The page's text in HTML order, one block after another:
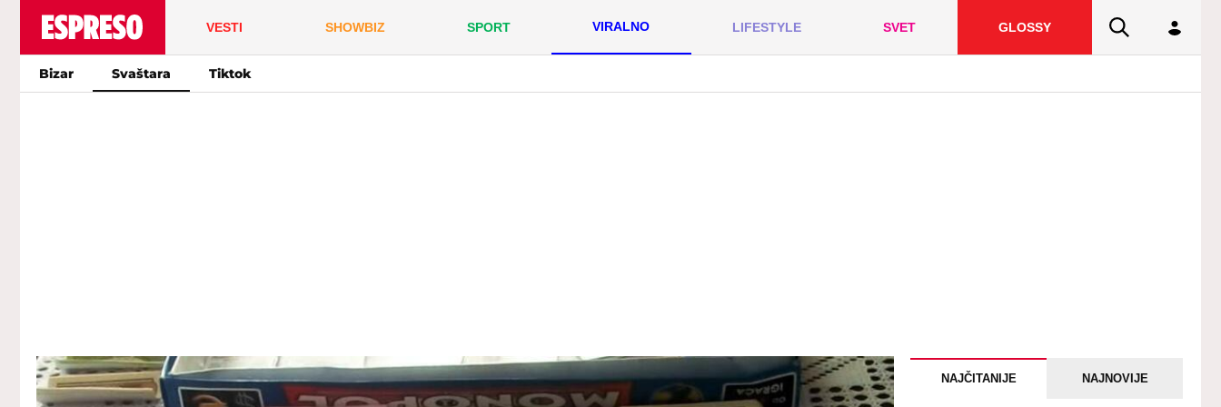
VESTI SHOWBIZ SPORT VIRALNO LIFESTYLE SVET GLOSSY
Bizar Svaštara Tiktok
NAJČITANIJE NAJNOVIJE